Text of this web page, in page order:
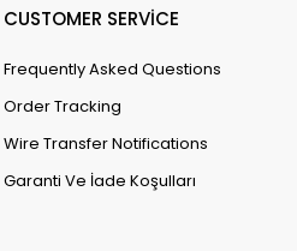
CUSTOMER SERVİCE
Frequently Asked Questions
Order Tracking
Wire Transfer Notifications
Garanti Ve İade Koşulları